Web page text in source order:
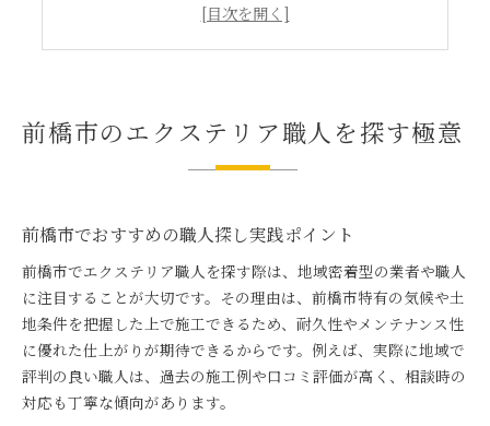
エクステリア設計と職人選びの基本知識
理想の外構を叶える前橋市職人の実力
エクステリアおしゃれを実現できる職人像
外構工事前橋で人気の職人選び方解説
前橋市で信頼されるエクステリア職人の特徴
外構群馬県で選ばれる職人の見分け方
エクステリア設計に強いおすすめ職人の条件
口コミで評判の前橋市職人選びの秘訣
おすすめ職人のアフターサービスを比較
前橋市のエクステリア職人を探す極意
前橋市でおすすめの職人探し実践ポイント
前橋市でエクステリア職人を探す際は、地域密着型の業者や職人
に注目することが大切です。その理由は、前橋市特有の気候や土
地条件を把握した上で施工できるため、耐久性やメンテナンス性
に優れた仕上がりが期待できるからです。例えば、実際に地域で
評判の良い職人は、過去の施工例や口コミ評価が高く、相談時の
対応も丁寧な傾向があります。